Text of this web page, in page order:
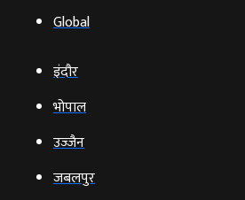
Global
इंदौर
भोपाल
उज्‍जैन
जबलपुर